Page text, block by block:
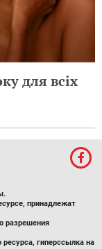
для всіх
принадлежат
разрешения
гиперссылка на